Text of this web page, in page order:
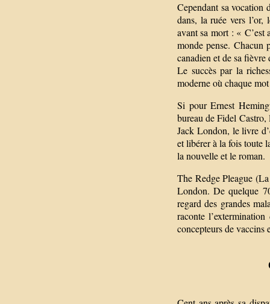
Cependant sa vocation
dans, la ruée vers
avant sa mort : «
monde pense. Chacun
canadien et de sa
Le succès par la
moderne où chaque
Si pour Ernest
bureau de Fidel Castro,
Jack London, le livre
et libérer à la fois toute
la nouvelle et le roman.
The Redge Pleague
London. De quelque
regard des grandes
raconte
concepteurs de vaccins